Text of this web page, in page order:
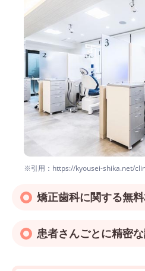
※引用：https://kyousei-shika.net/
矯正歯科に関する無
患者さんごとに精密